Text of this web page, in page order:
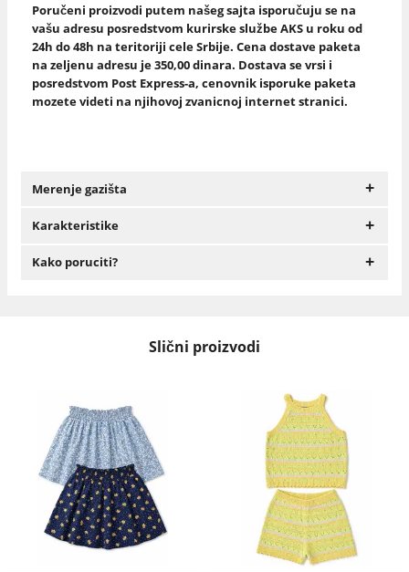
Poručeni proizvodi putem našeg sajta isporučuju se na
vašu adresu posredstvom kurirske službe AKS u roku od
24h do 48h na teritoriji cele Srbije. Cena dostave paketa
na zeljenu adresu je 350,00 dinara. Dostava se vrsi i
posredstvom Post Express-a, cenovnik isporuke paketa
mozete videti na njihovoj zvanicnoj internet stranici.
Merenje gazišta +
Karakteristike +
Kako poruciti? +
Slični proizvodi